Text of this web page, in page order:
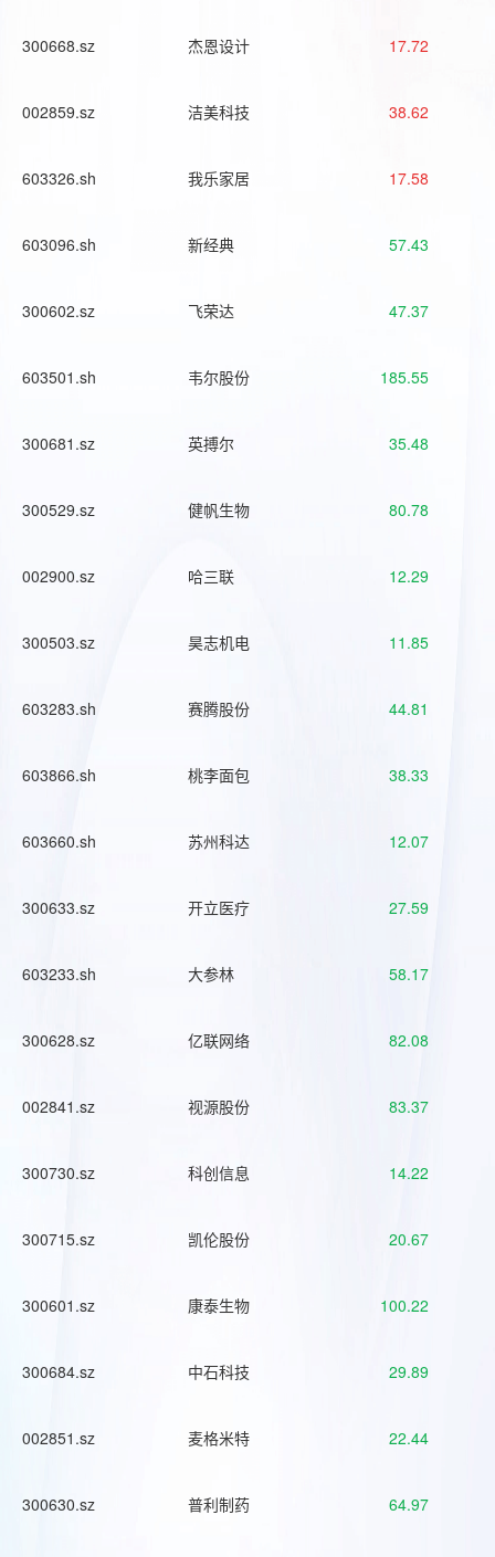
300668.sz 杰恩设计 17.72
002859.sz 洁美科技 38.62
603326.sh 我乐家居 17.58
603096.sh 新经典 57.43
300602.sz 飞荣达 47.37
603501.sh 韦尔股份 185.55
300681.sz 英搏尔 35.48
300529.sz 健帆生物 80.78
002900.sz 哈三联 12.29
300503.sz 昊志机电 11.85
603283.sh 赛腾股份 44.81
603866.sh 桃李面包 38.33
603660.sh 苏州科达 12.07
300633.sz 开立医疗 27.59
603233.sh 大参林 58.17
300628.sz 亿联网络 82.08
002841.sz 视源股份 83.37
300730.sz 科创信息 14.22
300715.sz 凯伦股份 20.67
300601.sz 康泰生物 100.22
300684.sz 中石科技 29.89
002851.sz 麦格米特 22.44
300630.sz 普利制药 64.97